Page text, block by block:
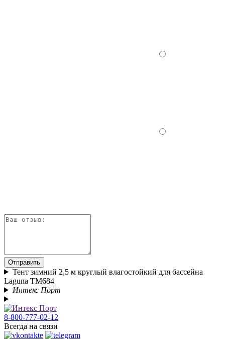
Отправить
Тент зимний 2,5 м круглый влагостойкий для бассейна
Laguna TM684
Интекс Порт
8-800-777-02-12
Всегда на связи